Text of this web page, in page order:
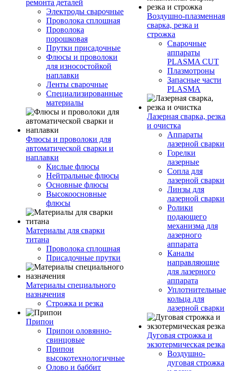
ремонта деталей
Электроды сварочные
Проволока сплошная
Проволока
порошковая
Прутки присадочные
Флюсы и проволоки
для износостойкой
наплавки
Ленты сварочные
Специализированные
материалы
Флюсы и проволоки для
автоматической сварки и
наплавки
Кислые флюсы
Нейтральные флюсы
Основные флюсы
Высокоосновные
флюсы
Материалы для сварки
титана
Проволока сплошная
Присадочные прутки
Материалы специального
назначения
Строжка и резка
Припои
Припои оловянно-
свинцовые
Припои
высокотехнологичные
Олово и баббит
Воздушно-плазменная
сварка, резка и
строжка
Сварочные
аппараты
PLASMA CUT
Плазмотроны
Запасные части
PLASMA
Лазерная сварка, резка
и очистка
Аппараты
лазерной сварки
Горелки
лазерные
Сопла для
лазерной сварки
Линзы для
лазерной сварки
Ролики
подающего
механизма для
лазерного
аппарата
Каналы
направляющие
для лазерного
аппарата
Уплотнительные
кольца для
лазерной сварки
Дуговая строжка и
экзотермическая резка
Воздушно-
дуговая строжка